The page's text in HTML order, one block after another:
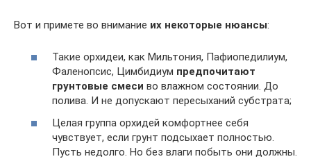
Вот и примете во внимание их некоторые нюансы:
Такие орхидеи, как Мильтония, Пафиопедилиум,
Фаленопсис, Цимбидиум предпочитают
грунтовые смеси во влажном состоянии. До
полива. И не допускают пересыханий субстрата;
Целая группа орхидей комфортнее себя
чувствует, если грунт подсыхает полностью.
Пусть недолго. Но без влаги побыть они должны.